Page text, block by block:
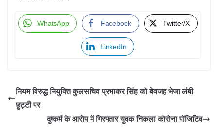
WhatsApp Facebook Twitter/X
LinkedIn
नियम विरुद्ध नियुक्ति कुलसचिव प्रभाकर सिंह को बेवजह भेजा लंबी
छुट्टी पर
दुष्कर्म के आरोप में गिरफ्तार युवक निकला कोरोना पॉजिटिव